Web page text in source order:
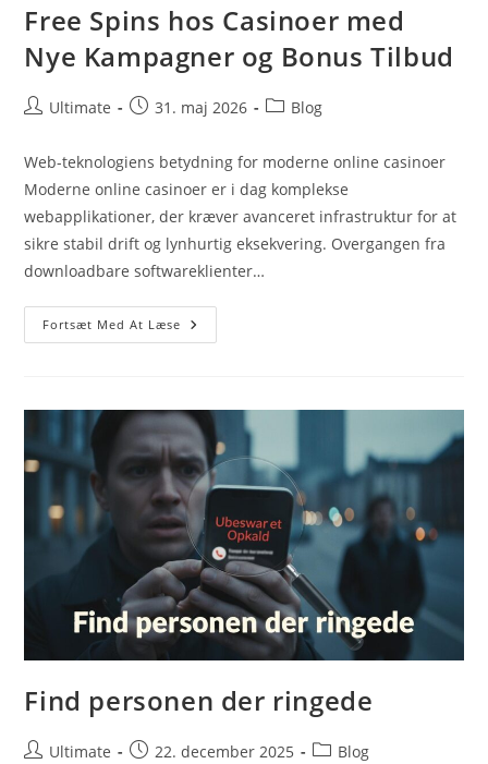
Free Spins hos Casinoer med
Nye Kampagner og Bonus Tilbud
PostUltimate
Post31. maj 2026
PostBlog
Web-teknologiens betydning for moderne online casinoer
Moderne online casinoer er i dag komplekse
webapplikationer, der kræver avanceret infrastruktur for at
sikre stabil drift og lynhurtig eksekvering. Overgangen fra
downloadbare softwareklienter…
Fortsæt Med At Læse Free
Spins
Kampagner
Og
Bonus
Tilbud
Find personen der ringede
PostUltimate
Post22. december 2025
PostBlog